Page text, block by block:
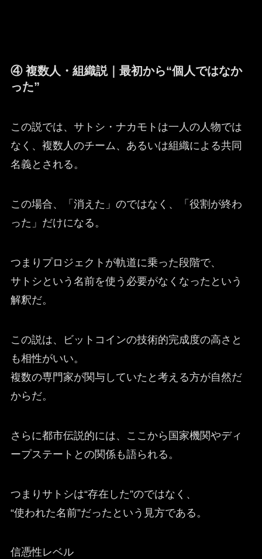
④ 複数人・組織説｜最初から“個人ではなか
った”
この説では、サトシ・ナカモトは一人の人物では
なく、複数人のチーム、あるいは組織による共同
名義とされる。
この場合、「消えた」のではなく、「役割が終わ
った」だけになる。
つまりプロジェクトが軌道に乗った段階で、
サトシという名前を使う必要がなくなったという
解釈だ。
この説は、ビットコインの技術的完成度の高さと
も相性がいい。
複数の専門家が関与していたと考える方が自然だ
からだ。
さらに都市伝説的には、ここから国家機関やディ
ープステートとの関係も語られる。
つまりサトシは“存在した”のではなく、
“使われた名前”だったという見方である。
信憑性レベル